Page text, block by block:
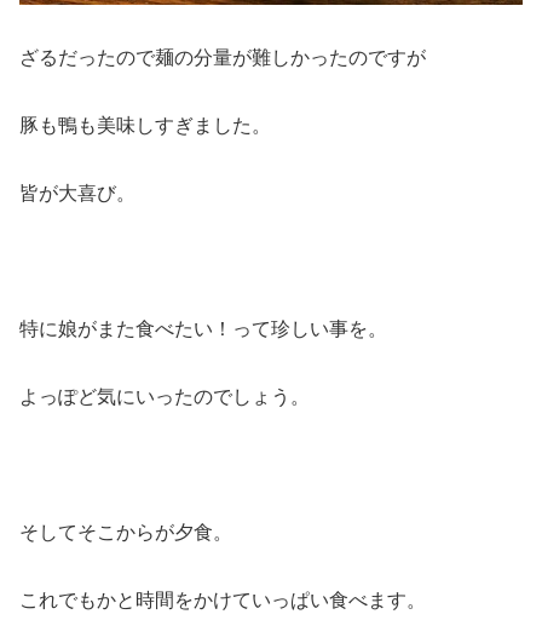
ざるだったので麺の分量が難しかったのですが
豚も鴨も美味しすぎました。
皆が大喜び。
特に娘がまた食べたい！って珍しい事を。
よっぽど気にいったのでしょう。
そしてそこからが夕食。
これでもかと時間をかけていっぱい食べます。